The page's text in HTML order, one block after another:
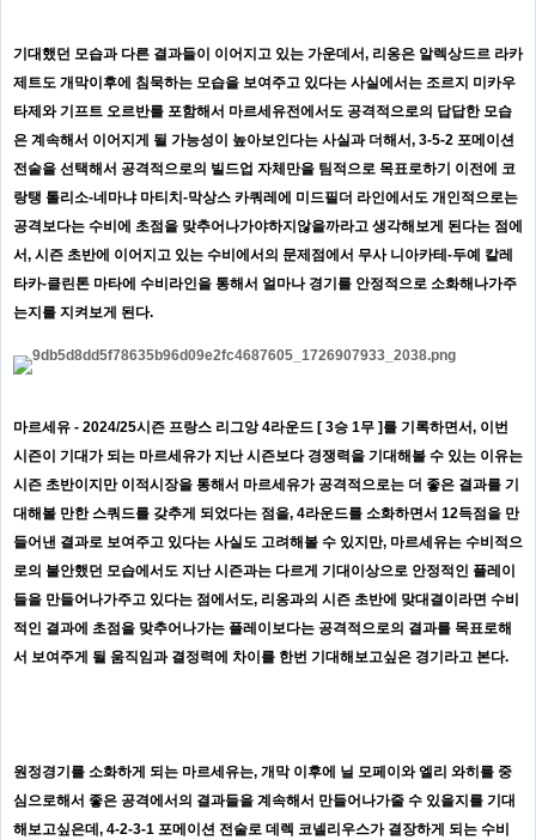
기대했던 모습과 다른 결과들이 이어지고 있는 가운데서, 리옹은 알렉상드르 라카
제트도 개막이후에 침묵하는 모습을 보여주고 있다는 사실에서는 조르지 미카우
타제와 기프트 오르반를 포함해서 마르세유전에서도 공격적으로의 답답한 모습
은 계속해서 이어지게 될 가능성이 높아보인다는 사실과 더해서, 3-5-2 포메이션
전술을 선택해서 공격적으로의 빌드업 자체만을 팀적으로 목표로하기 이전에 코
랑탱 톨리소-네마냐 마티치-막상스 카쿼레에 미드필더 라인에서도 개인적으로는
공격보다는 수비에 초점을 맞추어나가야하지않을까라고 생각해보게 된다는 점에
서, 시즌 초반에 이어지고 있는 수비에서의 문제점에서 무사 니아카테-두예 칼레
타카-클린톤 마타에 수비라인을 통해서 얼마나 경기를 안정적으로 소화해나가주
는지를 지켜보게 된다.
마르세유 - 2024/25시즌 프랑스 리그앙 4라운드 [ 3승 1무 ]를 기록하면서, 이번
시즌이 기대가 되는 마르세유가 지난 시즌보다 경쟁력을 기대해볼 수 있는 이유는
시즌 초반이지만 이적시장을 통해서 마르세유가 공격적으로는 더 좋은 결과를 기
대해볼 만한 스쿼드를 갖추게 되었다는 점을, 4라운드를 소화하면서 12득점을 만
들어낸 결과로 보여주고 있다는 사실도 고려해볼 수 있지만, 마르세유는 수비적으
로의 불안했던 모습에서도 지난 시즌과는 다르게 기대이상으로 안정적인 플레이
들을 만들어나가주고 있다는 점에서도, 리옹과의 시즌 초반에 맞대결이라면 수비
적인 결과에 초점을 맞추어나가는 플레이보다는 공격적으로의 결과를 목표로해
서 보여주게 될 움직임과 결정력에 차이를 한번 기대해보고싶은 경기라고 본다.
원정경기를 소화하게 되는 마르세유는, 개막 이후에 닐 모페이와 엘리 와히를 중
심으로해서 좋은 공격에서의 결과들을 계속해서 만들어나가줄 수 있을지를 기대
해보고싶은데, 4-2-3-1 포메이션 전술로 데렉 코넬리우스가 결장하게 되는 수비